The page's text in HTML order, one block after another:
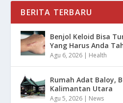
BERITA TERBARU
Benjol Keloid Bisa
Yang Harus Anda
Agu 6, 2026 | Health
Rumah Adat Baloy,
Kalimantan Utara
Agu 5, 2026 | News